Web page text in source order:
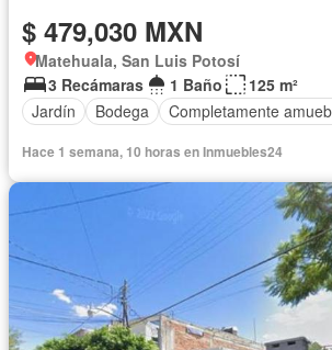
$ 479,030 MXN
Matehuala, San Luis Potosí
3 Recámaras
1 Baño
125 m²
Jardín
Bodega Completamente
Hace 1 semana, 10 horas en Inmuebles24